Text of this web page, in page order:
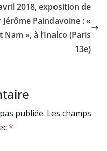
2018, exposition de
Paindavoine : «
», à l’Inalco (Paris
13e)
publiée. Les champs
*